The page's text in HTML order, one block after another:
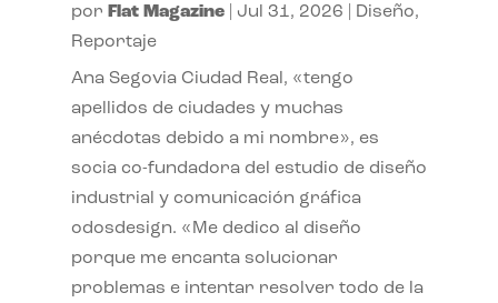
por Flat Magazine| Jul 31, 2026 Diseño,
Reportaje
Ana Segovia Ciudad Real, «tengo
apellidos de ciudades y muchas
anécdotas debido a mi nombre», es
socia co-fundadora del estudio de diseño
industrial y comunicación gráfica
odosdesign. «Me dedico al diseño
porque me encanta solucionar
problemas e intentar resolver todo de la